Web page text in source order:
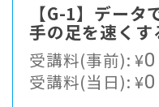
【G-1】デー
手の足を速く
をお伝えします。
受講料(事前):¥0
受講料(当日):¥0